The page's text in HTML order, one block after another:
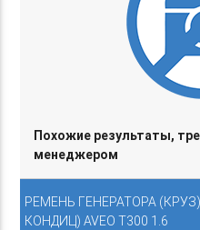
РЕМЕНЬ ГЕНЕРАТОРА (КРУЗ)
КОНДИЦ) AVEO T300 1.6
Похожие результаты,
менеджером